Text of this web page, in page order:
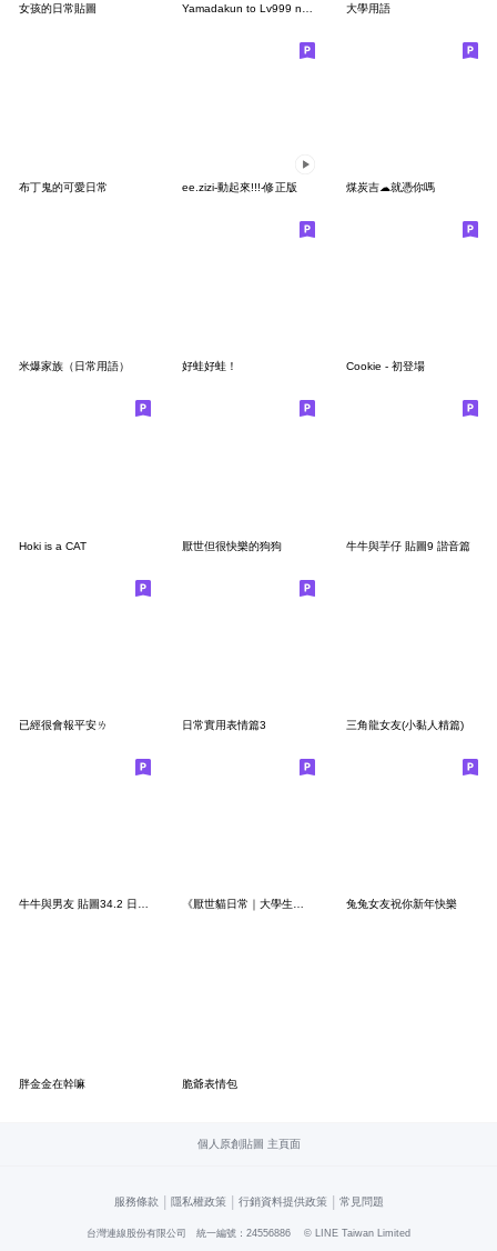
女孩的日常貼圖 大學用語
布丁鬼的可愛日常 ee.zizi-動起來!!!-修正版 煤炭吉☁︎就憑你嗎
米爆家族（日常用語） 好蛙好蛙！ Cookie - 初登場
Hoki is a CAT 厭世但很快樂的狗狗 牛牛與芋仔 貼圖9 諧音篇
已經很會報平安ㄌ 日常實用表情篇3 三角龍女友(小黏人精篇)
牛牛與男友 貼圖34.2 日常職場篇-女生版 《厭世貓日常｜大學生學分2》 兔兔女友祝你新年快樂
胖金金在幹嘛 脆爺表情包
個人原創貼圖 主頁面
服務條款 | 隱私權政策 | 行銷資料提供政策 | 常見問題
台灣連線股份有限公司 統一編號：24556886 © LINE Taiwan Limited